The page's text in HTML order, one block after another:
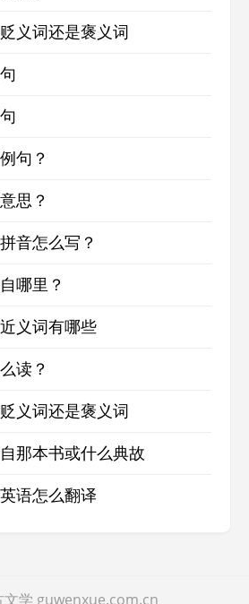
义词还是褒义词
句？
思？
音怎么写？
哪里？
义词有哪些
读？
义词还是褒义词
那本书或什么典故
语怎么翻译
文学 guwenxue.com.cn